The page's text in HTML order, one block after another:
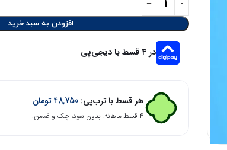
افزودن به سبد خرید
در ۴ قسط با دیجی‌پی
هر قسط با ترب‌پی: 48,750تومان
۴ قسط ماهانه. بدون سود، چک و ضامن.